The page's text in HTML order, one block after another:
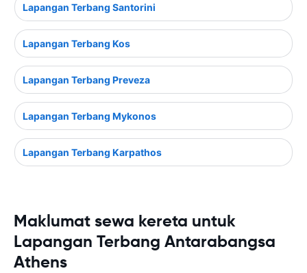
Lapangan Terbang Santorini
Lapangan Terbang Kos
Lapangan Terbang Preveza
Lapangan Terbang Mykonos
Lapangan Terbang Karpathos
Maklumat sewa kereta untuk
Lapangan Terbang Antarabangsa
Athens